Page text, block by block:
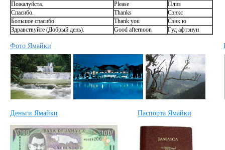
Пожалуйста.
Please
Плиз
Спасибо.
Thanks
Сэнкс
Большое спасибо.
Thank you
Сэнк ю
Здравствуйте (Добрый день).
Good afternoon Гуд афтэнун
Фото Ямайки
Деньги Ямайки Паспорта Ямайки